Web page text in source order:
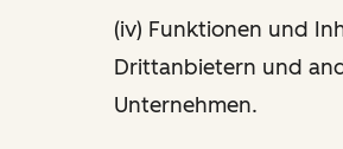
(iv) Funktionen und
Drittanbietern und
Unternehmen.